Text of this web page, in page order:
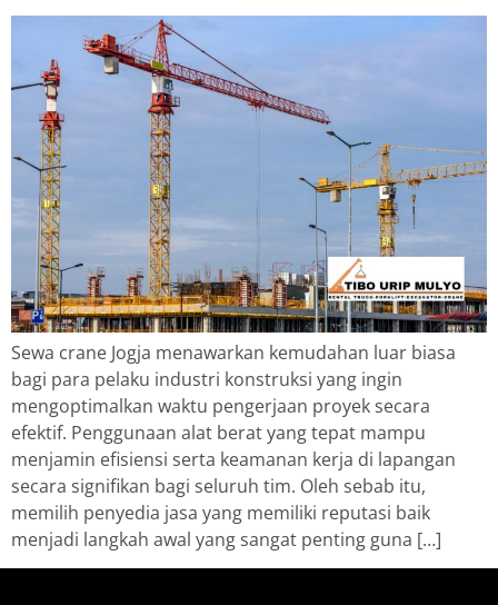
Sewa crane Jogja menawarkan kemudahan luar biasa
bagi para pelaku industri konstruksi yang ingin
mengoptimalkan waktu pengerjaan proyek secara
efektif. Penggunaan alat berat yang tepat mampu
menjamin efisiensi serta keamanan kerja di lapangan
secara signifikan bagi seluruh tim. Oleh sebab itu,
memilih penyedia jasa yang memiliki reputasi baik
menjadi langkah awal yang sangat penting guna […]